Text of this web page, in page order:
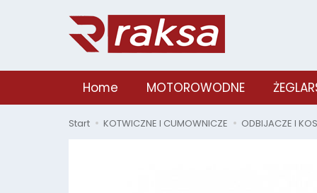
Home MOTOROWODNE
Start KOTWICZNE I CUMOWNICZE ODBIJACZE I